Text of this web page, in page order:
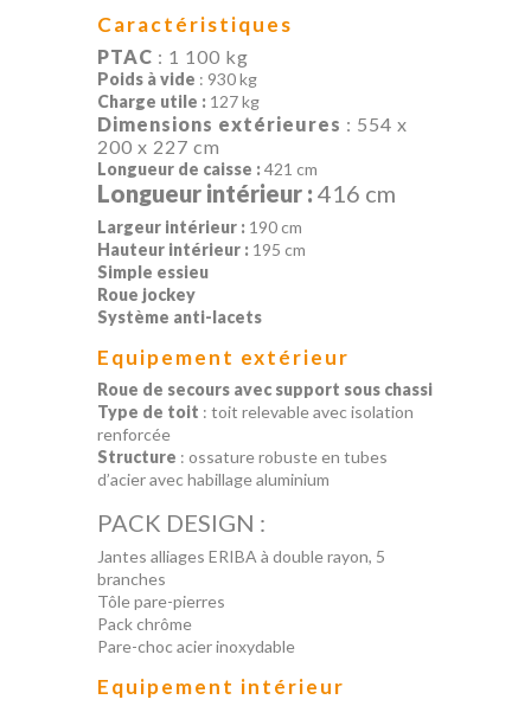
Caractéristiques
PTAC : 1 100 kg
Poids à vide : 930 kg
Charge utile : 127 kg
Dimensions extérieures : 554 x
200 x 227 cm
Longueur de caisse :421 cm
Longueur intérieur : 416 cm
Largeur intérieur : 190 cm
Hauteur intérieur :195 cm
Simple essieu
Roue jockey
Système anti-lacets
Equipement extérieur
Roue de secours avec support sous chassi
Type de toit : toit relevable avec isolation
renforcée
Structure : ossature robuste en tubes
d’acier avec habillage aluminium
PACK DESIGN :
Jantes alliages ERIBA à double rayon, 5
branches
Tôle pare-pierres
Pack chrôme
Pare-choc acier inoxydable
Equipement intérieur